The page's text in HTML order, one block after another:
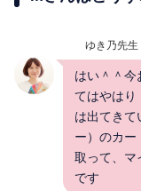
ゆき乃先生
はい＾＾今
てはやはり
は出てきて
ー）のカー
取って、マ
です